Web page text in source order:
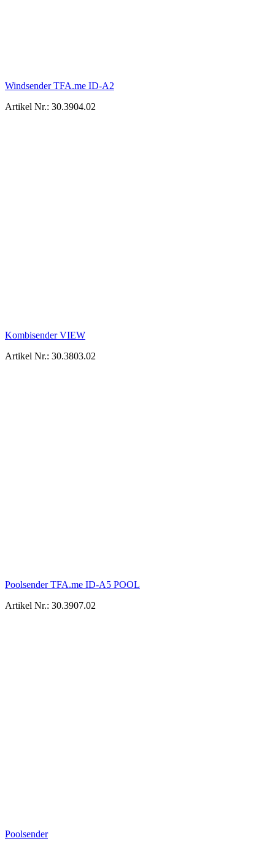
Windsender TFA.me ID-A2
Artikel Nr.: 30.3904.02
Kombisender VIEW
Artikel Nr.: 30.3803.02
Poolsender TFA.me ID-A5 POOL
Artikel Nr.: 30.3907.02
Poolsender